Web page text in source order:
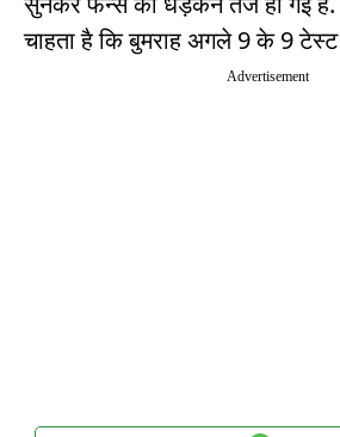
चाहता है कि बुमराह अगले 9 के 9
Advertisement